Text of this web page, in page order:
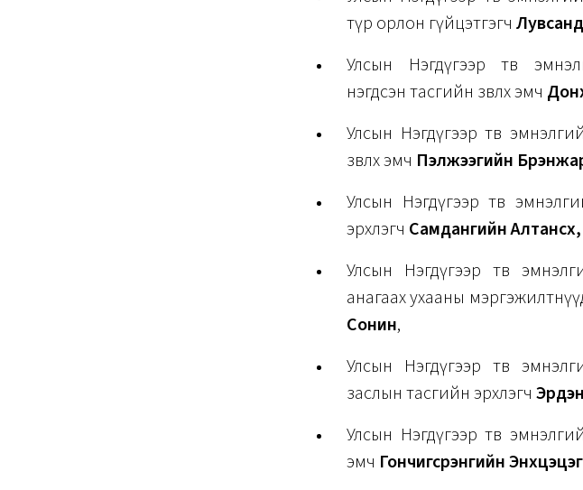
түр орлон гүйцэтгэгч
Улсын Нэгдүгээр төв
нэгдсэн тасгийн зөвлөх эмч
Улсын Нэгдүгээр төв
зөвлөх эмч Пэлжээгийн
Улсын Нэгдүгээр төв
эрхлэгч Самдангийн Алтансүх,
Улсын Нэгдүгээр төв
анагаах ухааны
Сонин,
Улсын Нэгдүгээр төв
заслын тасгийн эрхлэгч
Улсын Нэгдүгээр төв
эмч Гончигсүрэнгийн